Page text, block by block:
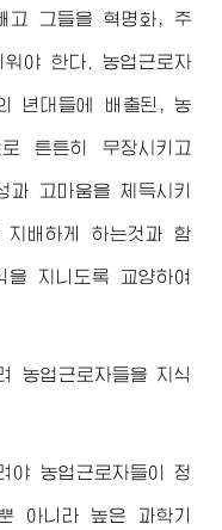
고 그들을 혁명화, 주
워야 한다. 농업근로자
년대들에 배출된, 농
튼튼히 무장시키고
고마움을 체득시키
지배하게 하는것과 함
지니도록 교양하여
농업근로자들을 지식
야 농업근로자들이 정
아니라 높은 과학기